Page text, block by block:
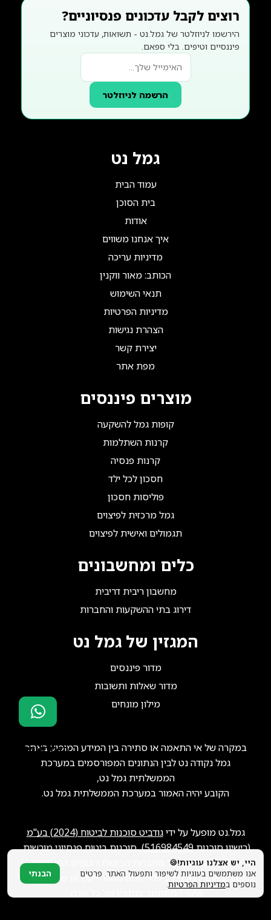
רוצים לקבל עדכונים פנסיוניים?
הירשמו לניוזלטר של גמל.נט - תשואות, עדכוני מוצרים
פיננסיים וטיפים. בלי ספאם.
הרשמה לניוזלטר
גמל נט
עמוד הבית
בית הסוכן
אודות
איך אנחנו משווים
מדיניות עריכה
הכותב: מאור ווקנין
תנאי השימוש
מדיניות הפרטיות
הצהרת נגישות
יצירת קשר
מפת אתר
מוצרים פיננסים
קופות גמל להשקעה
קרנות השתלמות
קרנות פנסיה
חסכון לכל ילד
פוליסות חסכון
גמל מרכזית לפיצוים
תגמולים ואישית לפיצוים
כלים ומחשבונים
מחשבון ריבית דריבית
דירוג בתי ההשקעות והחברות
המגזין של גמל נט
מדור פיננסים
מדור שאלות ותשובות
מילון מונחים
במקרה של אי התאמה או סתירה בין המידע המופיע באתר
גמל נקודה נט לבין הנתונים המפורסמים במערכת
הממשלתית גמל נט,
הקובע יהיה האמור במערכת הממשלתית גמל נט.
גמל.נט מופעל על ידיגודביט סוכנות לביטוח (2024) בע"מ
(רישיון סוכנות516984549), סוכנות ביטוח פנסיוני מורשית.
ייתכן שנקבל תגמול מחברות הביטוח והגופים המוסדיים.
האמור באתר הוא מידע כללי ואינו מהווה ייעוץ או שיווק פנסיוני
אישי המתחשב בנתוניו של כל אדם.
הצטרפו אלינו!
היי, יש אצלנו עוגיות!🍪
אנו משתמשים בעוגיות לשיפור ותפעול האתר. פרטים
נוספים במדיניות הפרטיות.
הבנתי